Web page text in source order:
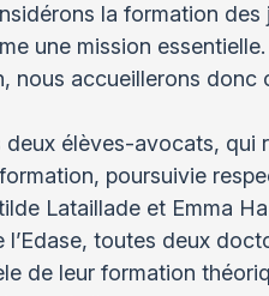
la formation des
une mission essentielle.
nous accueillerons donc
élèves-avocats, qui
poursuivie
Lataillade et Emma
toutes deux
de leur formation